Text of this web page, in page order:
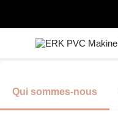
Qui sommes-nous